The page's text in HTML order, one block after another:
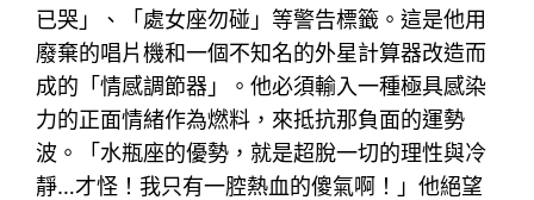
已哭」、「處女座勿碰」等警告標籤。這是他用
廢棄的唱片機和一個不知名的外星計算器改造而
成的「情感調節器」。他必須輸入一種極具感染
力的正面情緒作為燃料，來抵抗那負面的運勢
波。「水瓶座的優勢，就是超脫一切的理性與冷
靜…才怪！我只有一腔熱血的傻氣啊！」他絕望